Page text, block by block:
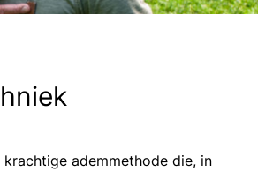
ademmethode die, in